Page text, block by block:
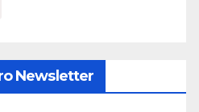
Newsletter